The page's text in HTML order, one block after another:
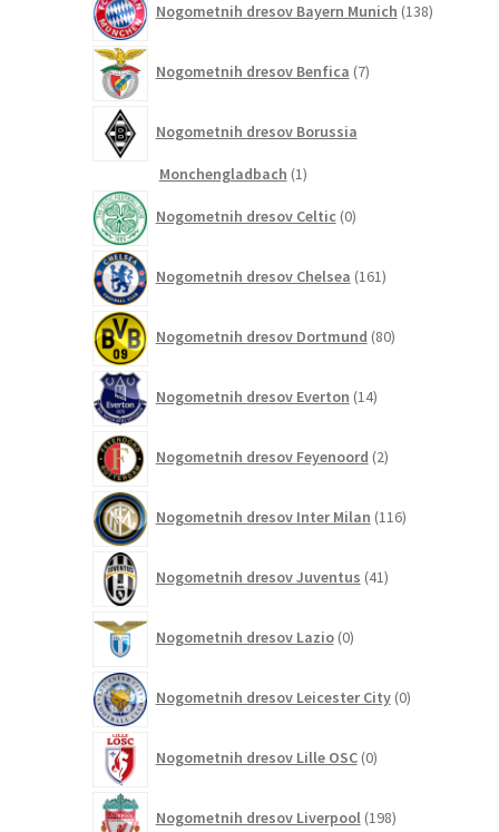
Nogometnih dresov Bayern Munich 138izdelkov
Nogometnih dresov Benfica 7izdelkov
Nogometnih dresov Borussia
Monchengladbach 11
Nogometnih dresov Celtic 0izdelkov
Nogometnih dresov Chelsea 161izdelkov
Nogometnih dresov Dortmund 80izdelkov
Nogometnih dresov Everton 14izdelkov
Nogometnih dresov Feyenoord 2izdelka
Nogometnih dresov Inter Milan 116izdelkov
Nogometnih dresov Juventus 41izdelkov
Nogometnih dresov Lazio 0izdelkov
Nogometnih dresov Leicester City 0izdelkov
Nogometnih dresov Lille OSC 0izdelkov
Nogometnih dresov Liverpool 198izdelkov